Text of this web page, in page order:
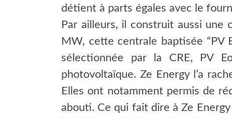
détient à parts égales avec le
Par ailleurs, il construit aussi une
MW, cette centrale baptisée “PV
sélectionnée par la CRE, PV
photovoltaïque. Ze Energy l’a
Elles ont notamment permis de
abouti. Ce qui fait dire à Ze Energy